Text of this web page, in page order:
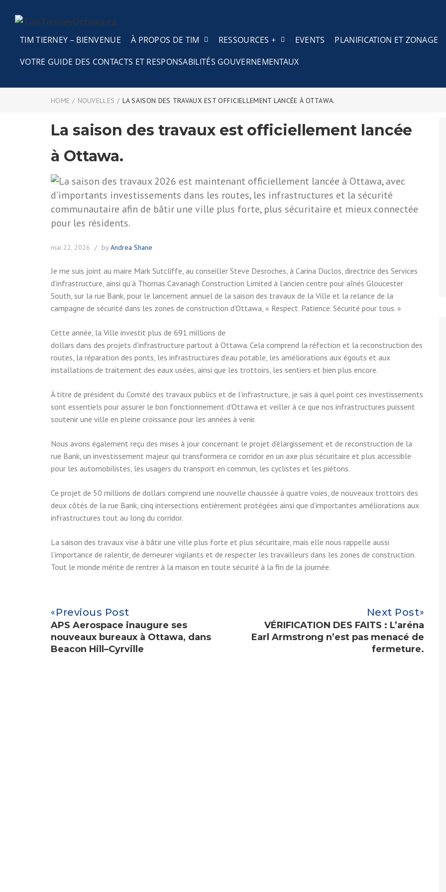
TIM TIERNEY – BIENVENUE À PROPOS DE TIM RESSOURCES + EVENTS
PLANIFICATION ET ZONAGE
VOTRE GUIDE DES CONTACTS ET RESPONSABILITÉS GOUVERNEMENTAUX
HOME / NOUVELLES / LA SAISON DES TRAVAUX EST OFFICIELLEMENT LANCÉE À OTTAWA.
La saison des travaux est officiellement lancée
à Ottawa.
mai 22, 2026 by Andrea Shane
Je me suis joint au maire Mark Sutcliffe, au conseiller Steve Desroches, à Carina Duclos, directrice des Services
d’infrastructure, ainsi qu’à Thomas Cavanagh Construction Limited à l’ancien centre pour aînés Gloucester
South, sur la rue Bank, pour le lancement annuel de la saison des travaux de la Ville et la relance de la
campagne de sécurité dans les zones de construction d’Ottawa, « Respect. Patience. Sécurité pour tous. »
Cette année, la Ville investit plus de 691 millions de
dollars dans des projets d’infrastructure partout à Ottawa. Cela comprend la réfection et la reconstruction des
routes, la réparation des ponts, les infrastructures d’eau potable, les améliorations aux égouts et aux
installations de traitement des eaux usées, ainsi que les trottoirs, les sentiers et bien plus encore.
À titre de président du Comité des travaux publics et de l’infrastructure, je sais à quel point ces investissements
sont essentiels pour assurer le bon fonctionnement d’Ottawa et veiller à ce que nos infrastructures puissent
soutenir une ville en pleine croissance pour les années à venir.
Nous avons également reçu des mises à jour concernant le projet d’élargissement et de reconstruction de la
rue Bank, un investissement majeur qui transformera ce corridor en un axe plus sécuritaire et plus accessible
pour les automobilistes, les usagers du transport en commun, les cyclistes et les piétons.
Ce projet de 50 millions de dollars comprend une nouvelle chaussée à quatre voies, de nouveaux trottoirs des
deux côtés de la rue Bank, cinq intersections entièrement protégées ainsi que d’importantes améliorations aux
infrastructures tout au long du corridor.
La saison des travaux vise à bâtir une ville plus forte et plus sécuritaire, mais elle nous rappelle aussi
l’importance de ralentir, de demeurer vigilants et de respecter les travailleurs dans les zones de construction.
Tout le monde mérite de rentrer à la maison en toute sécurité à la fin de la journée.
Previous Post
APS Aerospace inaugure ses
nouveaux bureaux à Ottawa, dans
Beacon Hill–Cyrville
Next Post
VÉRIFICATION DES FAITS : L’aréna
Earl Armstrong n’est pas menacé de
fermeture.